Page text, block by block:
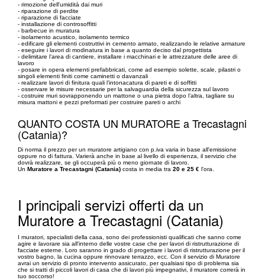
- rimozione dell'umidità dai muri
- riparazione di perdite
- riparazione di facciate
- installazione di controsoffitti
- barbecue in muratura
- isolamento acustico, isolamento termico
- edificare gli elementi costruttivi in cemento armato, realizzando le relative armature
- eseguire i lavori di modinatura in base a quanto deciso dal progettista
- delimitare l’area di cantiere, installare i macchinari e le attrezzature delle aree di
lavoro
- posare in opera elementi prefabbricati, come ad esempio solette, scale, pilastri o
singoli elementi finiti come caminetti o davanzali
- realizzare lavori di finitura quali l’intonacatura di pareti e di soffitti
- osservare le misure necessarie per la salvaguardia della sicurezza sul lavoro
- costruire muri sovrapponendo un mattone o una pietra dopo l’altra, tagliare su
misura mattoni e pezzi preformati per costruire pareti o archi
QUANTO COSTA UN MURATORE a Trecastagni
(Catania)?
Di norma il prezzo per un muratore artigiano con p.iva varia in base all'emissione
oppure no di fattura. Varierà anche in base al livello di esperienza, il servizio che
dovrà realizzare, se gli occuperà più o meno giornate di lavoro.
Un Muratore a Trecastagni (Catania) costa in media tra 20 e 25 € l'ora.
I principali servizi offerti da un
Muratore a Trecastagni (Catania)
I muratori, specialisti della casa, sono dei professionisti qualificati che sanno come
agire e lavorare sia all'interno delle vostre case che per lavori di ristrutturazione di
facciate esterne. Loro saranno in grado di progettare i lavori di ristrutturazione per il
vostro bagno, la cucina oppure rinnovare terrazzo, ecc. Con il servizio di Muratore
avrai un servizio di pronto intervento assicurato, per qualsiasi tipo di problema sia
che si tratti di piccoli lavori di casa che di lavori più impegnativi, il muratore correrà in
tuo soccorso!